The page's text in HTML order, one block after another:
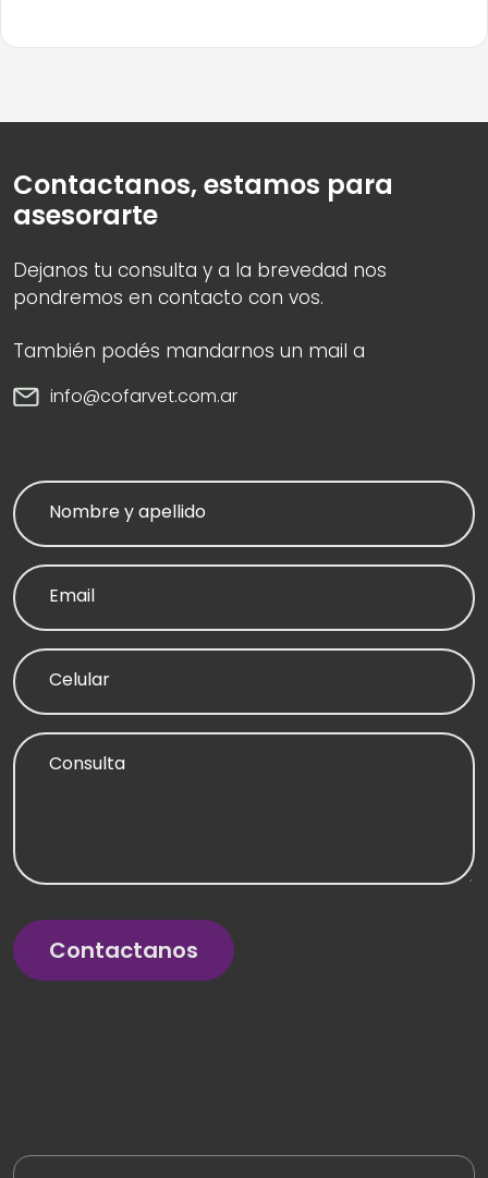
Contactanos, estamos para
asesorarte
Dejanos tu consulta y a la brevedad nos
pondremos en contacto con vos.
También podés mandarnos un mail a
info@cofarvet.com.ar
Nombre y apellido
Email
Celular
Consulta
Contactanos